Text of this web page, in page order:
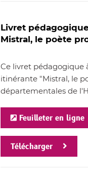
Livret
Mistral, le poète
Ce livret pédagogique
itinérante "Mistral, le
départementales de
Feuilleter en ligne
Télécharger